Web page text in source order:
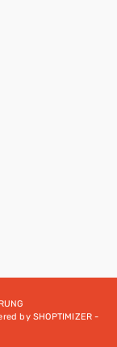
bySHOPTIMIZER -